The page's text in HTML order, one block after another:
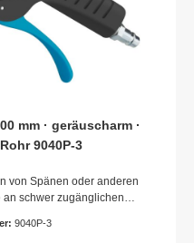
mm · geräuscharm ·
9040P-3
von Spänen oder anderen
an schwer zugänglichen
mmBlasrohr und Welle aus
9040P-3